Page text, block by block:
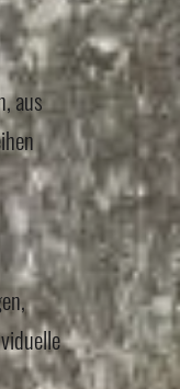
aus